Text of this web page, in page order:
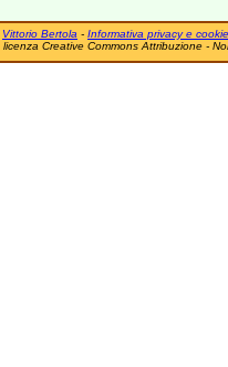
Vittorio Bertola - Informativa privacy e cookie
Creative Commons Attribuzione -